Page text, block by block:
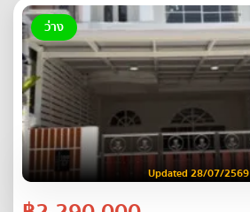
ว่าง
Updated 28/07/2569